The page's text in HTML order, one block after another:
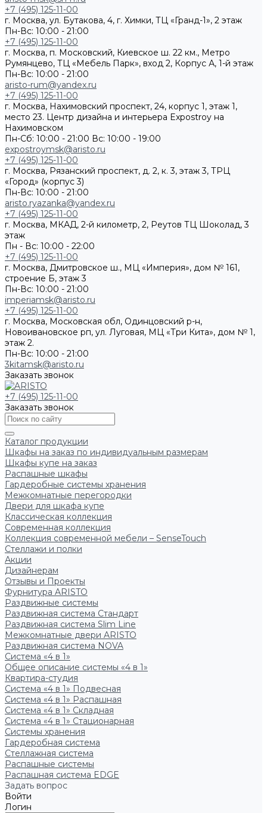
+7 (495) 125-11-00
г. Москва, ул. Бутакова, 4, г. Химки, ТЦ «Гранд-1», 2 этаж
Пн-Вс: 10:00 - 21:00
+7 (495) 125-11-00
г. Москва, п. Московский, Киевское ш. 22 км., Метро
Румянцево, ТЦ «Мебель Парк», вход 2, Корпус А, 1-й этаж
Пн-Вс: 10:00 - 21:00
aristo-rum@yandex.ru
+7 (495) 125-11-00
г. Москва, Нахимовский проспект, 24, корпус 1, этаж 1,
место 23. Центр дизайна и интерьера Expostroy на
Нахимовском
Пн-Сб: 10:00 - 21:00 Вс: 10:00 - 19:00
expostroymsk@aristo.ru
+7 (495) 125-11-00
г. Москва, Рязанский проспект, д. 2, к. 3, этаж 3, ТРЦ
«Город» (корпус 3)
Пн-Вс: 10:00 - 21:00
aristo.ryazanka@yandex.ru
+7 (495) 125-11-00
г. Москва, МКАД, 2-й километр, 2, Реутов ТЦ Шоколад, 3
этаж
Пн - Вс: 10:00 - 22:00
+7 (495) 125-11-00
г. Москва, Дмитровское ш., МЦ «Империя», дом № 161,
строение Б, этаж 3
Пн-Вс: 10:00 - 21:00
imperiamsk@aristo.ru
+7 (495) 125-11-00
г. Москва, Московская обл, Одинцовский р-н,
Новоивановское рп, ул. Луговая, МЦ «Три Кита», дом № 1,
этаж 2.
Пн-Вс: 10:00 - 21:00
3kitamsk@aristo.ru
Заказать звонок
+7 (495) 125-11-00
Заказать звонок
Каталог продукции
Шкафы на заказ по индивидуальным размерам
Шкафы купе на заказ
Распашные шкафы
Гардеробные системы хранения
Межкомнатные перегородки
Двери для шкафа купе
Классическая коллекция
Современная коллекция
Коллекция современной мебели – SenseTouch
Стеллажи и полки
Акции
Дизайнерам
Отзывы и Проекты
Фурнитура ARISTO
Раздвижные системы
Раздвижная система Стандарт
Раздвижная система Slim Line
Межкомнатные двери ARISTO
Раздвижная система NOVA
Система «4 в 1»
Общее описание системы «4 в 1»
Квартира-студия
Система «4 в 1» Подвесная
Система «4 в 1» Распашная
Система «4 в 1» Складная
Система «4 в 1» Стационарная
Системы хранения
Гардеробная система
Стеллажная система
Распашные системы
Распашная система EDGE
Задать вопрос
Войти
Логин